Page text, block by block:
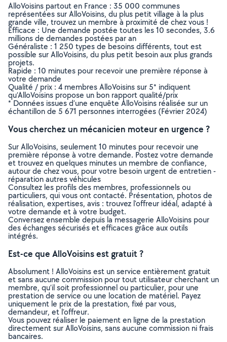
AlloVoisins partout en France : 35 000 communes
représentées sur AlloVoisins, du plus petit village à la plus
grande ville, trouvez un membre à proximité de chez vous !
Efficace : Une demande postée toutes les 10 secondes, 3.6
millions de demandes postées par an
Généraliste : 1 250 types de besoins différents, tout est
possible sur AlloVoisins, du plus petit besoin aux plus grands
projets.
Rapide : 10 minutes pour recevoir une première réponse à
votre demande
Qualité / prix : 4 membres AlloVoisins sur 5* indiquent
qu’AlloVoisins propose un bon rapport qualité/prix
* Données issues d’une enquête AlloVoisins réalisée sur un
échantillon de 5 671 personnes interrogées (Février 2024)
Vous cherchez un mécanicien moteur en urgence ?
Sur AlloVoisins, seulement 10 minutes pour recevoir une
première réponse à votre demande. Postez votre demande
et trouvez en quelques minutes un membre de confiance,
autour de chez vous, pour votre besoin urgent de entretien -
réparation autres véhicules
Consultez les profils des membres, professionnels ou
particuliers, qui vous ont contacté. Présentation, photos de
réalisation, expertises, avis : trouvez l'offreur idéal, adapté à
votre demande et à votre budget.
Conversez ensemble depuis la messagerie AlloVoisins pour
des échanges sécurisés et efficaces grâce aux outils
intégrés.
Est-ce que AlloVoisins est gratuit ?
Absolument ! AlloVoisins est un service entièrement gratuit
et sans aucune commission pour tout utilisateur cherchant un
membre, qu’il soit professionnel ou particulier, pour une
prestation de service ou une location de matériel. Payez
uniquement le prix de la prestation, fixé par vous,
demandeur, et l’offreur.
Vous pouvez réaliser le paiement en ligne de la prestation
directement sur AlloVoisins, sans aucune commission ni frais
bancaires.